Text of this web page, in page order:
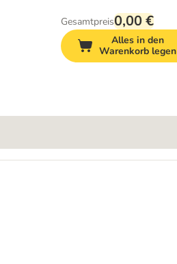
Gesamtpreis0,00 €
Alles in den
Warenkorb legen